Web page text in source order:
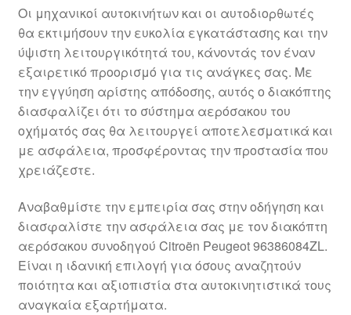
Οροι και Προϋποθέσεις
Παγκόσμια αποστολή
Παράπονα
πληρωμές
Πολιτική Απορρήτου
Σχετικά με εμάς
Οι μηχανικοί αυτοκινήτων και οι αυτοδιορθωτές
θα εκτιμήσουν την ευκολία εγκατάστασης και την
ύψιστη λειτουργικότητά του, κάνοντάς τον έναν
εξαιρετικό προορισμό για τις ανάγκες σας. Με
την εγγύηση αρίστης απόδοσης, αυτός ο διακόπτης
διασφαλίζει ότι το σύστημα αερόσακου του
οχήματός σας θα λειτουργεί αποτελεσματικά και
με ασφάλεια, προσφέροντας την προστασία που
χρειάζεστε.
Αναβαθμίστε την εμπειρία σας στην οδήγηση και
διασφαλίστε την ασφάλεια σας με τον διακόπτη
αερόσακου συνοδηγού Citroën Peugeot 96386084ZL.
Είναι η ιδανική επιλογή για όσους αναζητούν
ποιότητα και αξιοπιστία στα αυτοκινητιστικά τους
αναγκαία εξαρτήματα.